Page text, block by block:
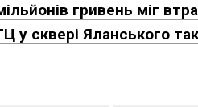
гривень міг
у сквері Яланського